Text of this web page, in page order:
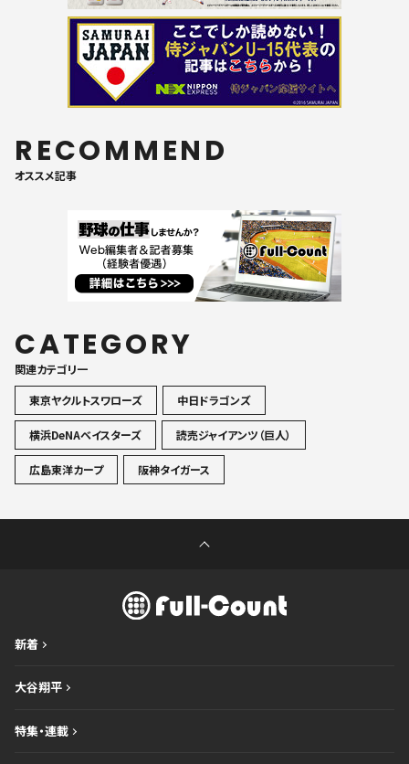
RECOMMEND
オススメ記事
CATEGORY
関連カテゴリ一
東京ヤクルトスワローズ
中日ドラゴンズ
横浜DeNAベイスターズ 読売ジャイアンツ（巨人）
広島東洋カープ 阪神タイガース
新着
大谷翔平
特集・連載